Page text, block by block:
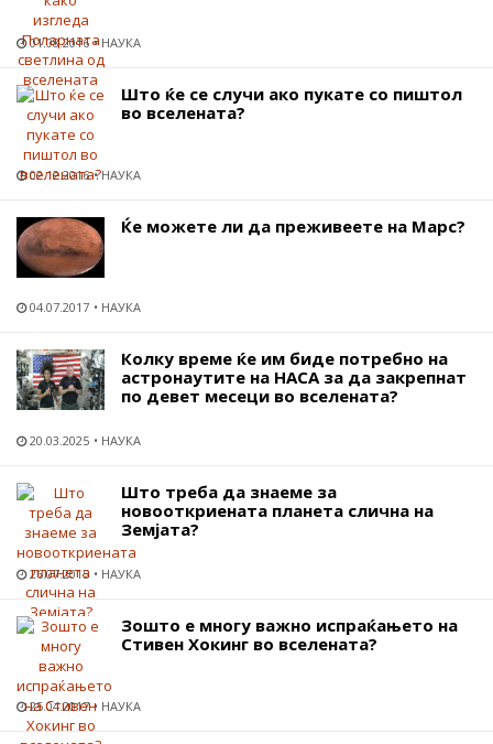
01.08.2016 НАУКА
Што ќе се случи ако пукате со пиштол
во вселената?
02.12.2016 НАУКА
Ќе можете ли да преживеете на Марс?
04.07.2017 НАУКА
Колку време ќе им биде потребно на
астронаутите на НАСА за да закрепнат
по девет месеци во вселената?
20.03.2025 НАУКА
Што треба да знаеме за
новооткриената планета слична на
Земјата?
26.07.2015 НАУКА
Зошто е многу важно испраќањето на
Стивен Хокинг во вселената?
25.04.2017 НАУКА